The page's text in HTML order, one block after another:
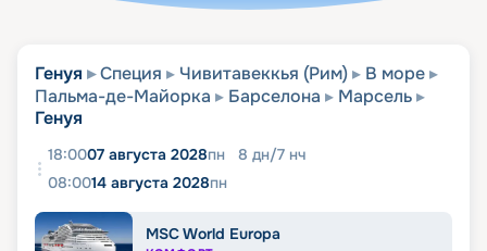
Генуя Специя Чивитавеккья (Рим)
В море
Пальма-де-Майорка
Барселона
Марсель
Генуя
18:0007 августа 2028пн 8 дн/7 нч
08:0014 августа 2028пн
MSC World Europa